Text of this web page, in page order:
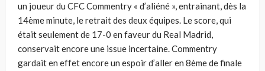
un joueur du CFC Commentry « d’aliéné », entrainant, dès la
14ème minute, le retrait des deux équipes. Le score, qui
était seulement de 17-0 en faveur du Real Madrid,
conservait encore une issue incertaine. Commentry
gardait en effet encore un espoir d’aller en 8ème de finale